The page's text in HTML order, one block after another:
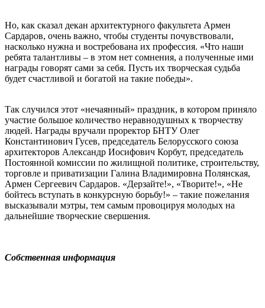
Но, как сказал декан архитектурного факультета Армен
Сардаров, очень важно, чтобы студенты почувствовали,
насколько нужна и востребована их профессия. «Что наши
ребята талантливы – в этом нет сомнения, а полученные ими
награды говорят сами за себя. Пусть их творческая судьба
будет счастливой и богатой на такие победы».
Так случился этот «нечаянный» праздник, в котором приняло
участие большое количество неравнодушных к творчеству
людей. Награды вручали проректор БНТУ Олег
Константинович Гусев, председатель Белорусского союза
архитекторов Александр Иосифович Корбут, председатель
Постоянной комиссии по жилищной политике, строительству,
торговле и приватизации Галина Владимировна Полянская,
Армен Сергеевич Сардаров. «Дерзайте!», «Творите!», «Не
бойтесь вступать в конкурсную борьбу!» – такие пожелания
высказывали мэтры, тем самым провоцируя молодых на
дальнейшие творческие свершения.
Собственная информация